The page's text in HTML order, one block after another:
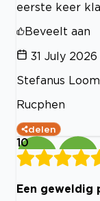
eerste keer
Beveelt aan
31 July 2026
Stefanus
Rucphen
delen
10
Een geweldig